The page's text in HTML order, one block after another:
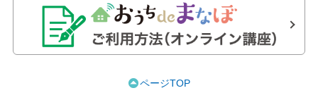
ページTOP